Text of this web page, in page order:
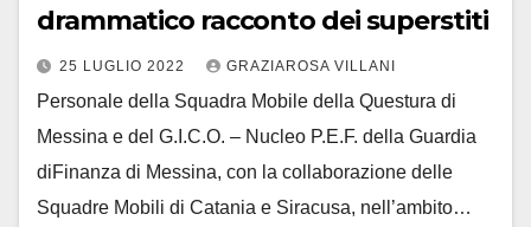
drammatico racconto dei superstiti
25 LUGLIO 2022 GRAZIAROSA VILLANI
Personale della Squadra Mobile della Questura di
Messina e del G.I.C.O. – Nucleo P.E.F. della Guardia
diFinanza di Messina, con la collaborazione delle
Squadre Mobili di Catania e Siracusa, nell’ambito…